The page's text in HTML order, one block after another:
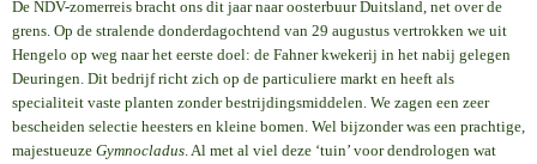
De NDV-zomerreis bracht ons dit jaar naar oosterbuur Duitsland, net over de
grens. Op de stralende donderdagochtend van 29 augustus vertrokken we uit
Hengelo op weg naar het eerste doel: de Fahner kwekerij in het nabij gelegen
Deuringen. Dit bedrijf richt zich op de particuliere markt en heeft als
specialiteit vaste planten zonder bestrijdingsmiddelen. We zagen een zeer
bescheiden selectie heesters en kleine bomen. Wel bijzonder was een prachtige,
majestueuze Gymnocladus. Al met al viel deze ‘tuin’ voor dendrologen wat